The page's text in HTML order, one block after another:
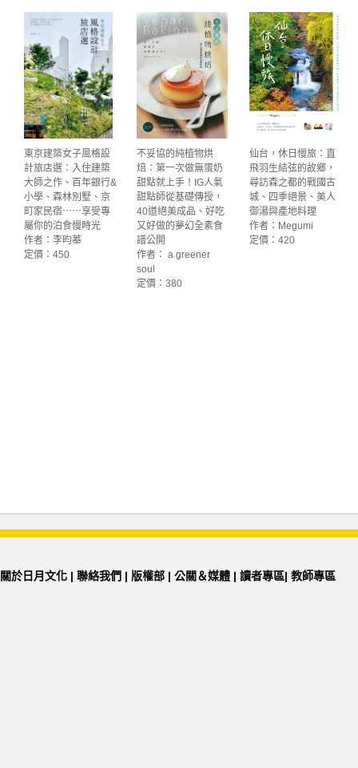
東京建築女子風格設
計旅店選：入住建築
大師之作、百年銀行&
小學、森林別墅、京
町家民宿⋯⋯享受專
屬你的泊食慢時光
作者：李昀蓁
定價：450
不妥協的純植物烘
焙：第一次做無蛋奶
甜點就上手！IG人氣
甜點師從基礎傳授，
40道絕美成品、好吃
又好做的夢幻全素食
譜公開
作者： a greener
soul
定價：380
仙台，休日慢旅：直
飛羽生結弦的故鄉，
尋訪森之都的戰國古
城、四季絕景、美人
御湯與產地料理
作者：Megumi
定價：420
關於日月文化 | 聯絡我們 | 版權部 | 公關＆媒體 | 讀者專區| 教師專區